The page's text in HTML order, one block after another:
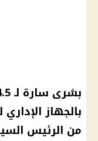
بالجهاز
من الرئيس